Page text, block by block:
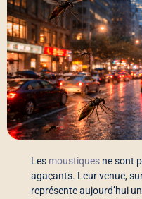
Les moustiques ne sont
agaçants. Leur venue,
représente aujourd’hui